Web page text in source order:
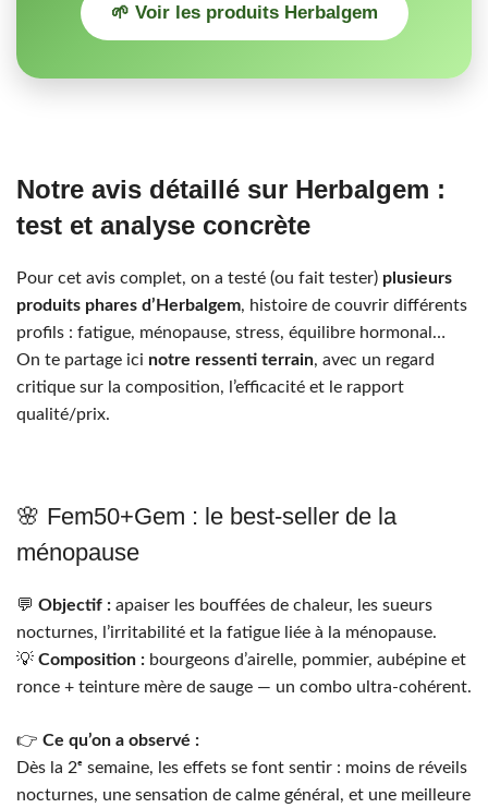
🌱 Voir les produits Herbalgem
Notre avis détaillé sur Herbalgem :
test et analyse concrète
Pour cet avis complet, on a testé (ou fait tester) plusieurs
produits phares d’Herbalgem, histoire de couvrir différents
profils : fatigue, ménopause, stress, équilibre hormonal…
On te partage ici notre ressenti terrain, avec un regard
critique sur la composition, l’efficacité et le rapport
qualité/prix.
🌸 Fem50+Gem : le best-seller de la
ménopause
💬 Objectif : apaiser les bouffées de chaleur, les sueurs
nocturnes, l’irritabilité et la fatigue liée à la ménopause.
💡 Composition : bourgeons d’airelle, pommier, aubépine et
ronce + teinture mère de sauge — un combo ultra-cohérent.
👉 Ce qu’on a observé :
Dès la 2ᵉ semaine, les effets se font sentir : moins de réveils
nocturnes, une sensation de calme général, et une meilleure